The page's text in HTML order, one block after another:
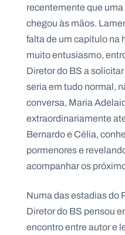
recentemente que
chegou às mãos.
falta de um capítulo na
muito entusiasmo,
Diretor do BS a
seria em tudo normal,
conversa, Maria
extraordinariamente
Bernardo e Célia,
pormenores e
acompanhar os
Numa das estadias do
Diretor do BS pensou
encontro entre autor e
A
g
e
d
a
C
o
n
a
c
t
o
N
e
w
l
e
tt